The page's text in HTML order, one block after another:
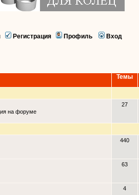
Регистрация Профиль Вход
Темы
на форуме
27
440
63
4